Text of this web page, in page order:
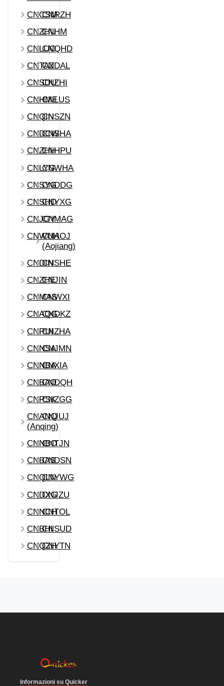
CNCSM
CNRZH
CNZHU
CNHM
CNLUOCNQHD
CNTAZCNDAL
CNSDU
CNZHI
CNHME
CNLUS
CNQINCNSZN
CNDCW
CNSHA
CNZHHCNHPU
CNLYGCNWHA
CNSYGCNDDG
CNSHDCNYXG
CNJGYCNMAG
CNWUH
CNAOJ
(Aojiang)
CNDINCNSHE
CNZHE
CNJIN
CNMAS
CNWXI
CNAQG
CNDKZ
CNRUICNZHA
CNNSACNJMN
CNNBA
CNXIA
CNBAOCNDQH
CNRSKCNZGG
CNANQ
(Anqing)
CNJUJ
CNNBO
CNTJN
CNBASCNDSN
CNQLNCNYWG
CNDXG
CNJZU
CNNCHCNTOL
CNBHICNSUD
CNQZHCNYTN
Informazioni su Quicker